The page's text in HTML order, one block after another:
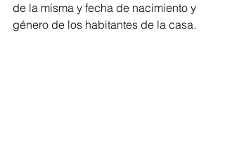
de la misma y fecha de nacimiento y
género de los habitantes de la casa.